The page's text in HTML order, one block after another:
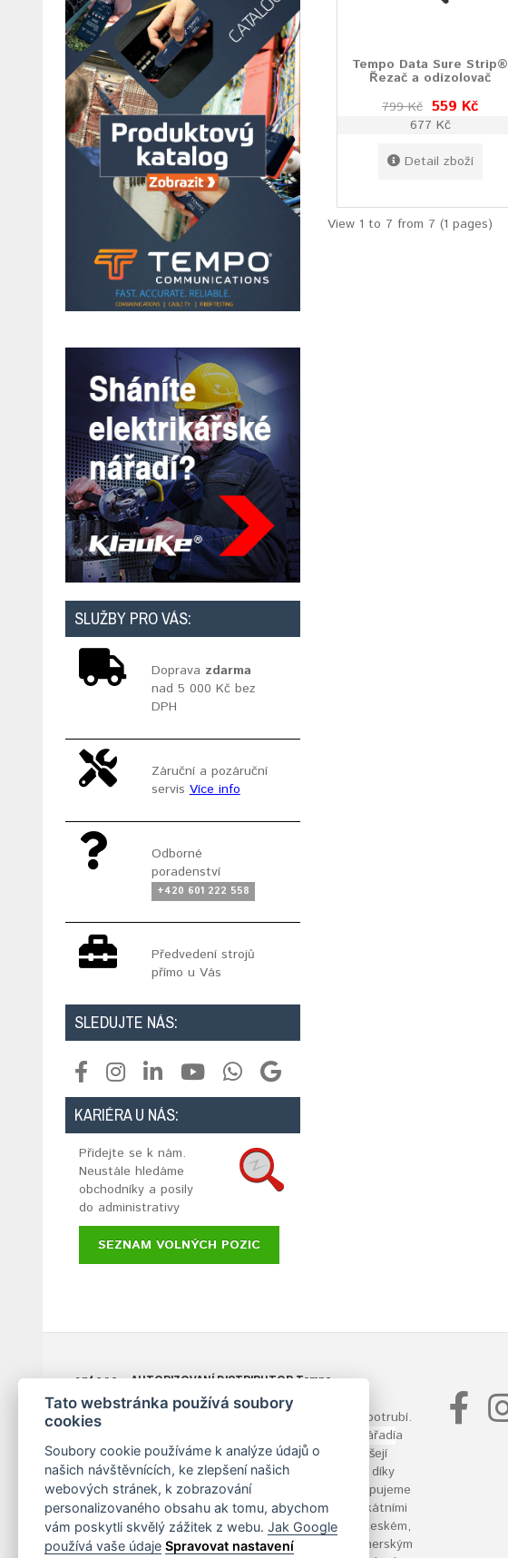
SLUŽBY PRO VÁS:
Doprava zdarma
nad 5 000 Kč bez
DPH
Záruční a pozáruční
servisVíce info
Odborné
poradenství
+420 601 222 558
Předvedení strojů
přímo u Vás
SLEDUJTE NÁS:
KARIÉRA U NÁS:
Přidejte se k nám.
Neustále hledáme
obchodníky a posily
do administrativy
SEZNAM VOLNÝCH POZIC
Tempo Data Sure Strip®
Řezač a odizolovač
799 Kč 559 Kč
677 Kč
Detail zboží
View 1 to 7 from 7 (1 pages)
ant s.r.o.- AUTORIZOVANÍ DISTRIBUTORTempo
Communications, Inc.
Již více než 30 let podporujeme efektivní montáž potrubí.
nářadía
nástroje pro opracování potrubí. Naše řešení přinášejí
firmám efektivitu a zisk. Hrdě poskytujeme služby, díky
kterým jsou naši klienti lídry ve svém fachu. Zastupujeme
silné renomované značky – světové výrobce s unikátními
stroji a technologiemi. Působíme na slovenském, českém,
maďarském a rakouském trhu a díky dobrým partnerským
Tato webstránka používá soubory
cookies
Soubory cookie používáme k analýze údajů o
našich návštěvnících, ke zlepšení našich
webových stránek, k zobrazování
personalizovaného obsahu ak tomu, abychom
vám poskytli skvělý zážitek z webu. Jak Google
používá vaše údaje Spravovat nastavení